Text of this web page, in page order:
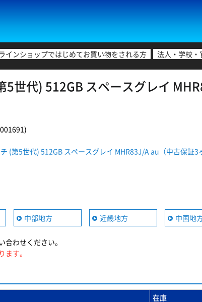
インショップではじめてお買い物をされる方 法人・学校
世代) 512GB スペースグレイ
(第5世代) 512GB スペースグレイ MHR83J/A au（中古保証3
中部地方 近畿地方 中国地
わせください。
す。
在庫